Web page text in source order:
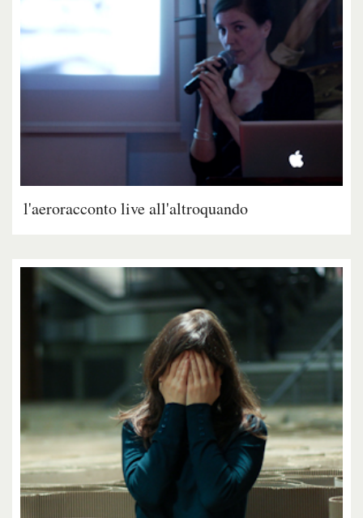
l'aeroracconto live all'altroquando